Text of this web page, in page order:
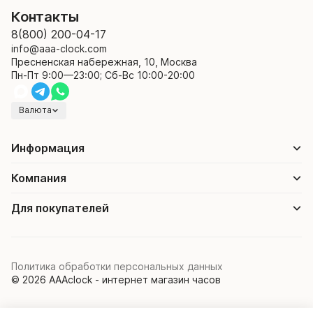
Контакты
8(800) 200-04-17
info@aaa-clock.com
Пресненская набережная, 10, Москва
Пн-Пт 9:00—23:00; Сб-Вс 10:00-20:00
Валюта
Информация
Компания
Для покупателей
© 2026 AAAclock - интернет магазин часов
Политика обработки персональных данных